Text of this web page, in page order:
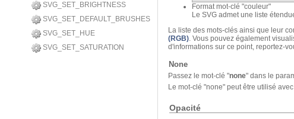
SVG_SET_BRIGHTNESS
SVG_SET_DEFAULT_BRUSHES
SVG_SET_HUE
SVG_SET_SATURATION
Format mot-clé "couleur"
Le SVG admet une liste
La liste des mots-clés ainsi que leur
(RGB). Vous pouvez également
d'informations sur ce point, reportez-
None
Passez le mot-clé "none" dans le
Le mot-clé "none" peut être utilisé
Opacité